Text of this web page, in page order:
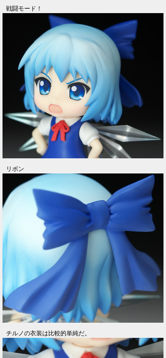
戦闘モード！
リボン
チルノの衣装は比較的単純だ。